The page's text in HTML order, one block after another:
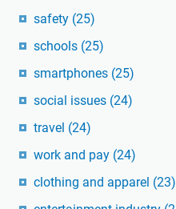
safety (25)
schools (25)
smartphones (25)
social issues (24)
travel (24)
work and pay (24)
clothing and apparel (23)